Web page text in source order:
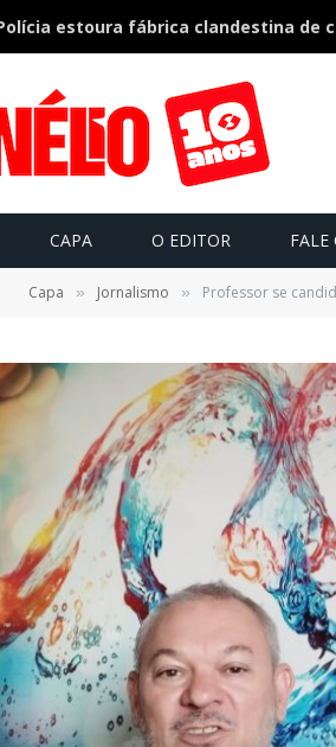
CAPA O EDITOR FALE
Capa » Jornalismo » Professor se